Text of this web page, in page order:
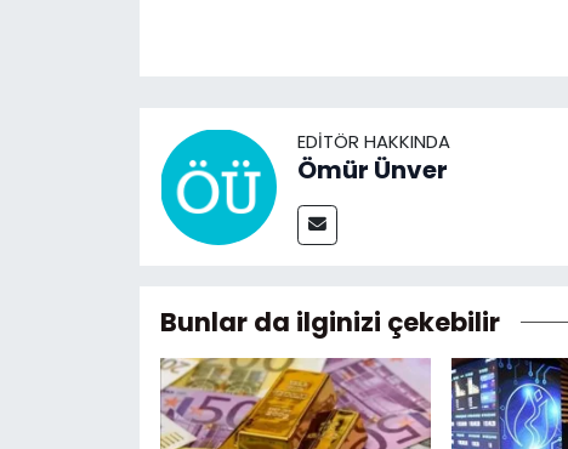
EDITÖR HAKKINDA
Ömür Ünver
Bunlar da ilginizi çekebilir